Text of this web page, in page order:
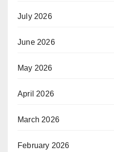
July 2026
June 2026
May 2026
April 2026
March 2026
February 2026